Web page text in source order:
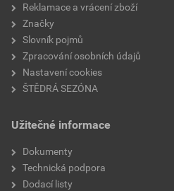
Reklamace a vrácení zboží
Značky
Slovník pojmů
Zpracování osobních údajů
Nastavení cookies
ŠTĚDRÁ SEZÓNA
Užitečné informace
Dokumenty
Technická podpora
Dodací listy